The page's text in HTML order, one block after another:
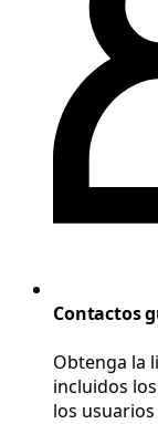
Contactos
Obtenga la
incluidos
los